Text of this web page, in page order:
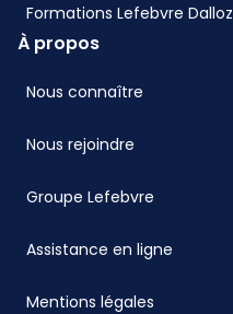
Formations Lefebvre Dalloz
À propos
Nous connaître
Nous rejoindre
Groupe Lefebvre
Assistance en ligne
Mentions légales